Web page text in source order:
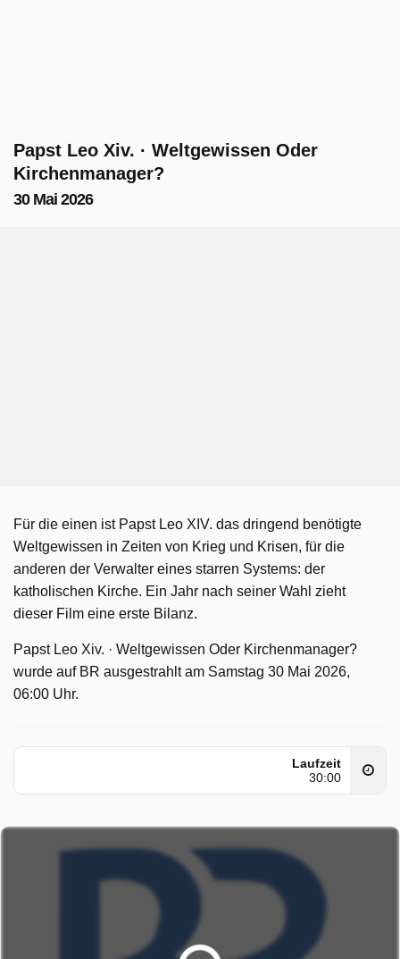
Papst Leo Xiv. · Weltgewissen Oder
Kirchenmanager?
30 Mai 2026
Für die einen ist Papst Leo XIV. das dringend benötigte
Weltgewissen in Zeiten von Krieg und Krisen, für die
anderen der Verwalter eines starren Systems: der
katholischen Kirche. Ein Jahr nach seiner Wahl zieht
dieser Film eine erste Bilanz.
Papst Leo Xiv. · Weltgewissen Oder Kirchenmanager?
wurde auf BR ausgestrahlt am Samstag 30 Mai 2026,
06:00 Uhr.
Laufzeit
30:00